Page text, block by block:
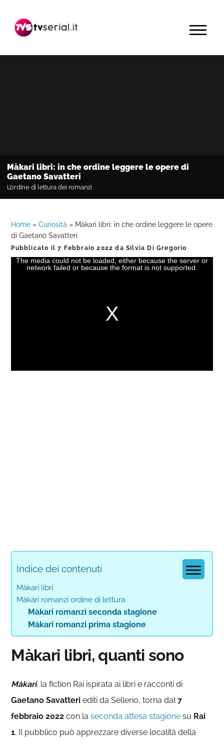
navigazione
contenuto
barra
primaria
MENU
Màkari libri: in che ordine leggere le opere di
Gaetano Savatteri
L’ordine di lettura dei romanzi
Home »Curiosità » Màkari libri: in che ordine leggere le opere
di Gaetano Savatteri
Pubblicato il7 Febbraio 2022 daSilvia Di Gregorio
The media could not be loaded, either because the server or
network failed or because the format is not supported.
Indice dei contenuti
Màkari libri
Màkari romanzi ordine di lettura
Màkari romanzi seconda stagione
Màkari romanzi prima stagione
Màkari libri, quanti sono
Màkari, la fiction Rai ispirata ai libri e racconti di
Gaetano Savatteriediti da Sellerio, torna dal7
febbraio 2022con laseconda attesa stagione su Rai
1. Il pubblico può apprezzare diverse località della